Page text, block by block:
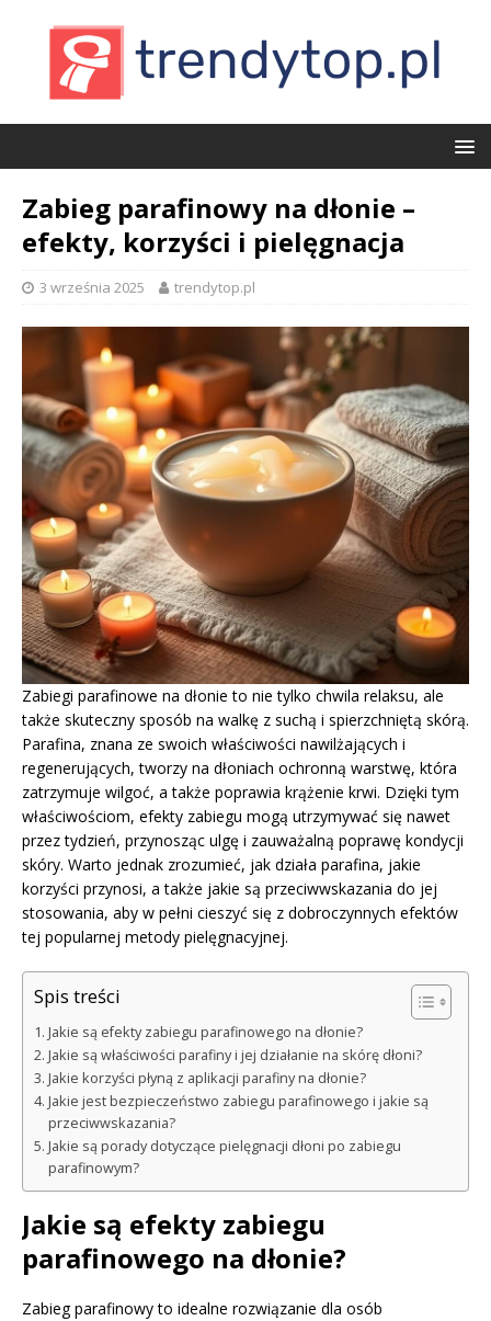
Zabieg parafinowy na dłonie –
efekty, korzyści i pielęgnacja
3 września 2025 trendytop.pl
Zabiegi parafinowe na dłonie to nie tylko chwila relaksu, ale
także skuteczny sposób na walkę z suchą i spierzchniętą skórą.
Parafina, znana ze swoich właściwości nawilżających i
regenerujących, tworzy na dłoniach ochronną warstwę, która
zatrzymuje wilgoć, a także poprawia krążenie krwi. Dzięki tym
właściwościom, efekty zabiegu mogą utrzymywać się nawet
przez tydzień, przynosząc ulgę i zauważalną poprawę kondycji
skóry. Warto jednak zrozumieć, jak działa parafina, jakie
korzyści przynosi, a także jakie są przeciwwskazania do jej
stosowania, aby w pełni cieszyć się z dobroczynnych efektów
tej popularnej metody pielęgnacyjnej.
Spis treści
Jakie są efekty zabiegu parafinowego na dłonie?
Jakie są właściwości parafiny i jej działanie na skórę dłoni?
Jakie korzyści płyną z aplikacji parafiny na dłonie?
Jakie jest bezpieczeństwo zabiegu parafinowego i jakie są
przeciwwskazania?
Jakie są porady dotyczące pielęgnacji dłoni po zabiegu
parafinowym?
Jakie są efekty zabiegu
parafinowego na dłonie?
Zabieg parafinowy to idealne rozwiązanie dla osób